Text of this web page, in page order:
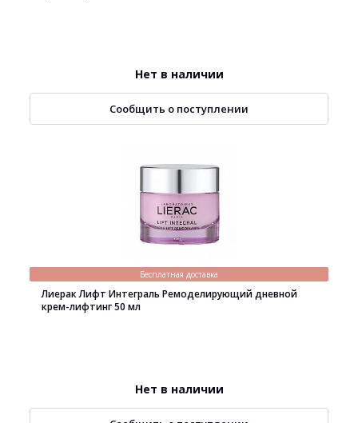
Нет в наличии
Сообщить о поступлении
Бесплатная доставка
Лиерак Лифт Интеграль Ремоделирующий дневной
крем-лифтинг 50 мл
Нет в наличии